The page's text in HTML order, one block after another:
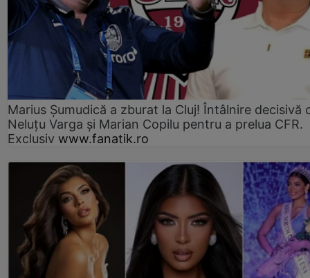
Marius Şumudică a zburat la Cluj! Întâlnire decisivă
Neluţu Varga şi Marian Copilu pentru a prelua CFR.
Exclusiv www.fanatik.ro